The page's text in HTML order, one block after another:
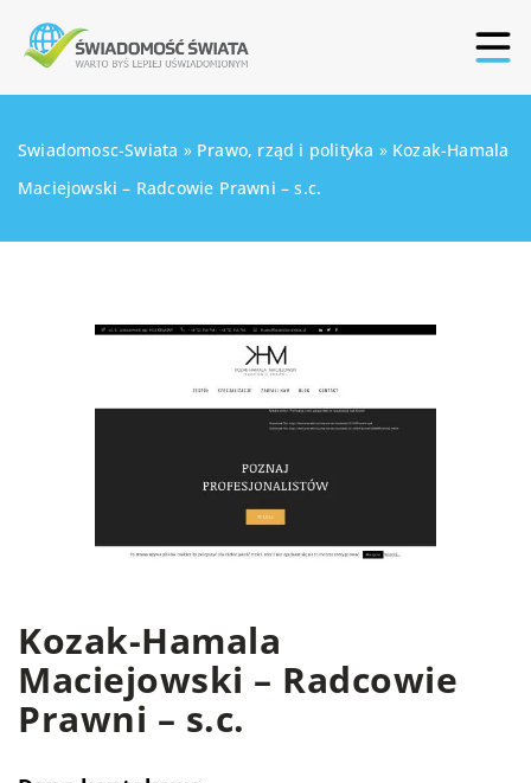
Swiadomosc-Swiata » Prawo, rząd i polityka » Kozak-Hamala
Maciejowski – Radcowie Prawni – s.c.
Kozak-Hamala
Maciejowski – Radcowie
Prawni – s.c.